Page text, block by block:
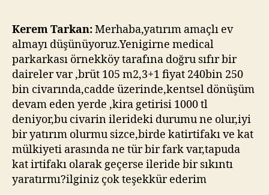
Girne
Medical
Park
Civarı
Yatırımlık
Ev
Alınır
mı?
Kerem Tarkan:Merhaba,yatırım amaçlı ev
almayı düşünüyoruz.Yenigirne medical
parkarkası örnekköy tarafına doğru sıfır bir
daireler var ,brüt 105 m2,3+1 fiyat 240bin 250
bin civarında,cadde üzerinde,kentsel dönüşüm
devam eden yerde ,kira getirisi 1000 tl
deniyor,bu civarin ilerideki durumu ne olur,iyi
bir yatırım olurmu sizce,birde katirtifakı ve kat
mülkiyeti arasında ne tür bir fark var,tapuda
kat irtifakı olarak geçerse ileride bir sıkıntı
yaratırmı?ilginiz çok teşekkür ederim